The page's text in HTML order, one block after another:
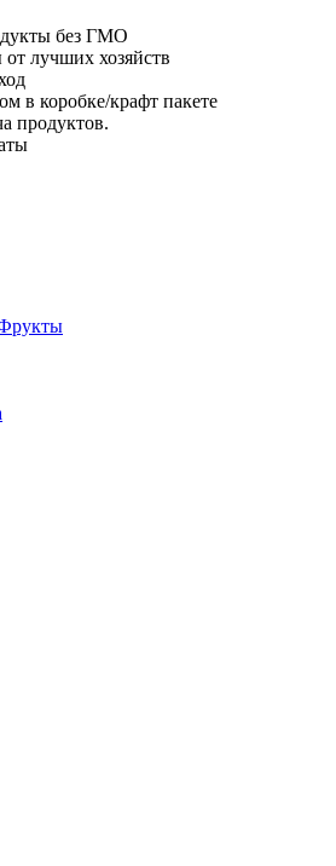
без ГМО
лучших хозяйств
в коробке/крафт пакете
продуктов.